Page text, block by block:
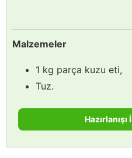
Malzemeler
1 kg parça kuzu eti,
Tuz.
Hazırlanışı